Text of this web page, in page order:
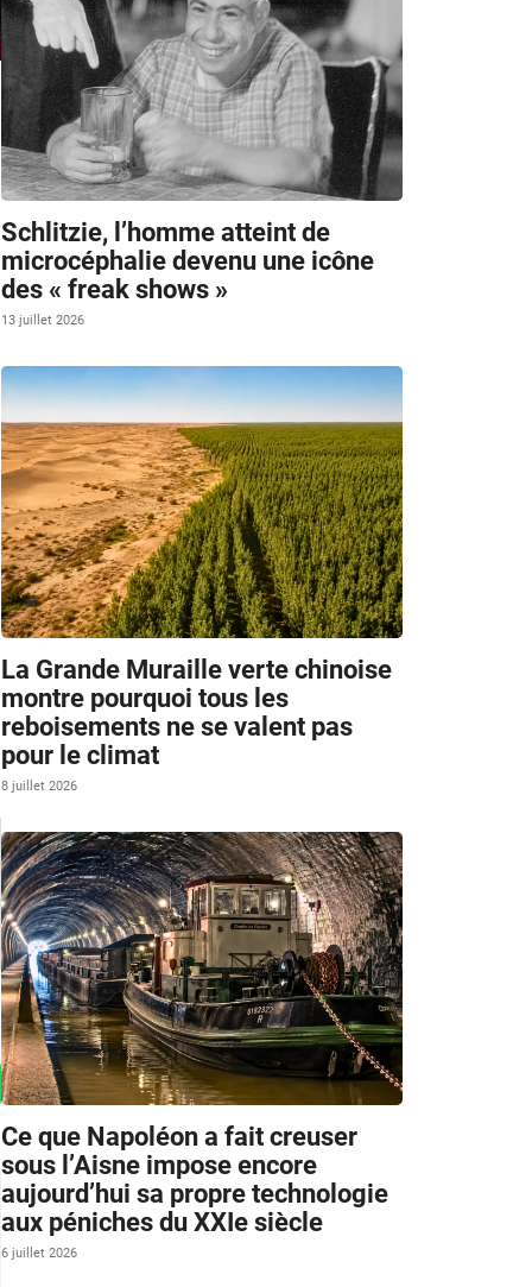
Schlitzie, l’homme atteint de
microcéphalie devenu une icône
des « freak shows »
13 juillet 2026
La Grande Muraille verte chinoise
montre pourquoi tous les
reboisements ne se valent pas
pour le climat
8 juillet 2026
Ce que Napoléon a fait creuser
sous l’Aisne impose encore
aujourd’hui sa propre technologie
aux péniches du XXIe siècle
6 juillet 2026